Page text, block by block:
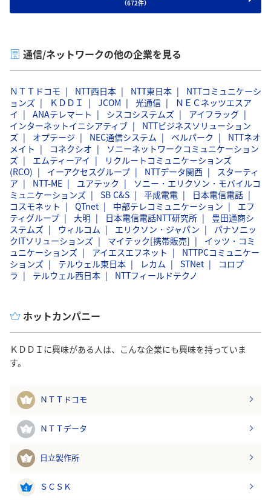
（672件）
通信/ネットワークの他の企業を見る
ＮＴＴドコモ NTT西日本 NTT東日本
NTTコミュニケーシ
ョンズ
ＫＤＤＩ JCOM 光通信
ＮＥＣネッツエスア
イ
ANAテレマート シスコシステムズ
アイフラッグ
インターネットイニシアティブ
NTTビジネスソリューション
ズ
オプテージ NEC通信システム ベルパーク
NTTネオ
メイト
コネクシオ
ソニーネットワークコミュニケーション
ズ
エムティーアイ
リクルートコミュニケーションズ
(RCO)
イーアクセスグループ NTTデータ関西
スターティ
ア
NTT-ME ユアテック
ソニー・エリクソン・モバイルコ
ミュニケーションズ
SB C&S 平成電電
日本電信電話
コスモネット
QTnet 中部テレコミュニケーション
エフ
ティグループ
大明 日本電信電話NTT研究所
豊田通商シ
ステムズ
ウィルコム エリクソン・ジャパン
パナソニッ
クITソリューションズ
マイテック[携帯販売]
イッツ・コミ
ュニケーションズ
アイエスエフネット
NTTPCコミュニケー
ションズ
テルウェル東日本 レカム STNet
コロプ
ラ
テルウェル西日本 NTTフィールドテクノ
ホットカンパニー
ＫＤＤＩに興味がある人は、こんな企業にも興味を持っていま
す。
1 ＮＴＴドコモ
2 ＮＴＴデータ
3 日立製作所
4 ＳＣＳＫ